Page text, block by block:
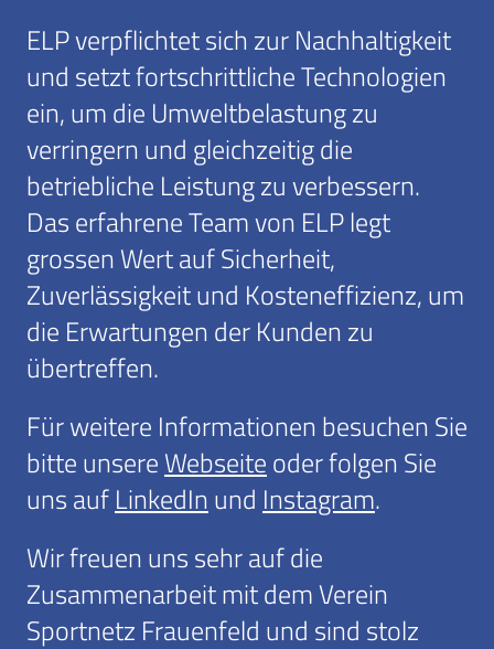
ELP verpflichtet sich zur Nachhaltigkeit
und setzt fortschrittliche Technologien
ein, um die Umweltbelastung zu
verringern und gleichzeitig die
betriebliche Leistung zu verbessern.
Das erfahrene Team von ELP legt
grossen Wert auf Sicherheit,
Zuverlässigkeit und Kosteneffizienz, um
die Erwartungen der Kunden zu
übertreffen.
Für weitere Informationen besuchen Sie
bitte unsere Webseite oder folgen Sie
uns auf LinkedIn und Instagram.
Wir freuen uns sehr auf die
Zusammenarbeit mit dem Verein
Sportnetz Frauenfeld und sind stolz